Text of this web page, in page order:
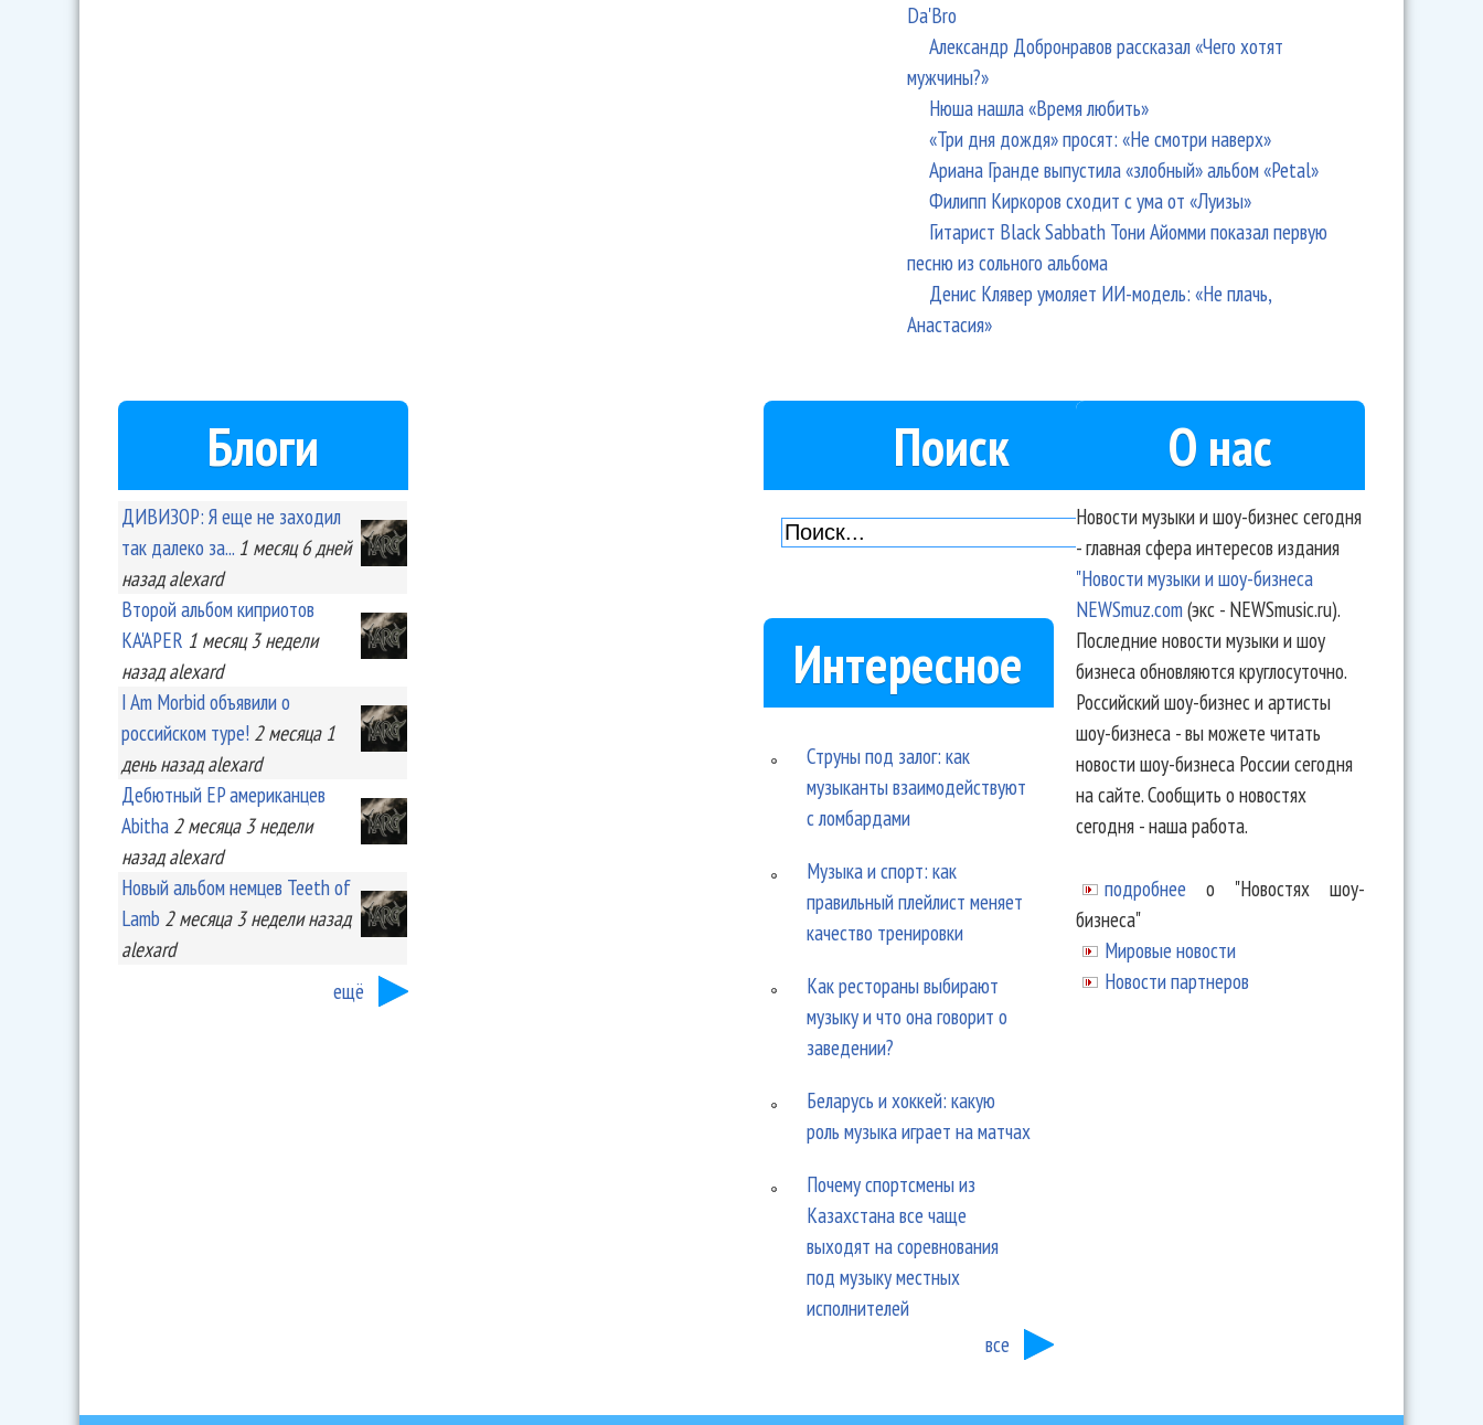
Da'Bro
Александр Добронравов рассказал «Чего хотят
мужчины?»
Нюша нашла «Время любить»
«Три дня дождя» просят: «Не смотри наверх»
Ариана Гранде выпустила «злобный» альбом «Petal»
Филипп Киркоров сходит с ума от «Луизы»
Гитарист Black Sabbath Тони Айомми показал первую
песню из сольного альбома
Денис Клявер умоляет ИИ-модель: «Не плачь,
Анастасия»
Блоги
ДИВИЗОР: Я еще не заходил
так далеко за... 1 месяц 6 дней
назад alexard
Второй альбом киприотов
KA'APER 1 месяц 3 недели
назад alexard
I Am Morbid объявили о
российском туре! 2 месяца 1
деньназад alexard
Дебютный EP американцев
Abitha 2 месяца 3 недели
назад alexard
Новый альбом немцев Teeth of
Lamb 2 месяца 3 неделиназад
alexard
ещё
Поиск
Интересное
Струны под залог: как
музыканты взаимодействуют
с ломбардами
Музыка и спорт: как
правильный плейлист меняет
качество тренировки
Как рестораны выбирают
музыку и что она говорит о
заведении?
Беларусь и хоккей: какую
роль музыка играет на матчах
Почему спортсмены из
Казахстана все чаще
выходят на соревнования
под музыку местных
исполнителей
все
О нас
Новости музыки и шоу-бизнес сегодня
- главная сфера интересов издания
"Новости музыки и шоу-бизнеса
NEWSmuz.com(экс - NEWSmusic.ru).
Последние новости музыки и шоу
бизнеса обновляются круглосуточно.
Российский шоу-бизнес и артисты
шоу-бизнеса - вы можете читать
новости шоу-бизнеса России сегодня
на сайте. Сообщить о новостях
сегодня - наша работа.
подробнее о "Новостях шоу-
бизнеса"
Мировые новости
Новости партнеров